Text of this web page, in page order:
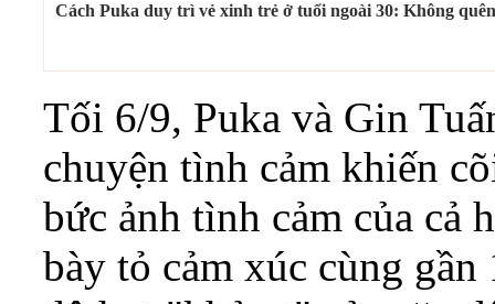
Cách Puka duy trì vẻ xinh trẻ ở tuổi ngoài 30: Không
Tối 6/9, Puka và Gin
chuyện tình cảm khiến
bức ảnh tình cảm của cả
bày tỏ cảm xúc cùng